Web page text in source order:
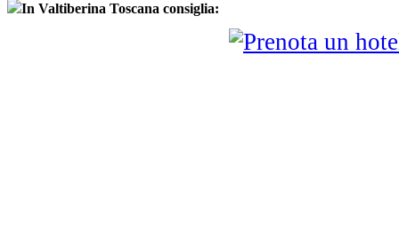
In Valtiberina Toscana consiglia: